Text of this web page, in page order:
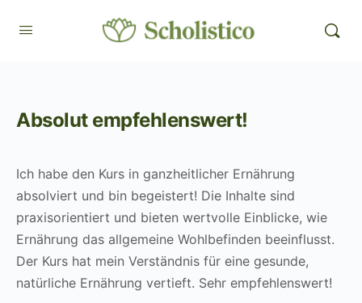
Absolut empfehlenswert!
Ich habe den Kurs in ganzheitlicher Ernährung
absolviert und bin begeistert! Die Inhalte sind
praxisorientiert und bieten wertvolle Einblicke, wie
Ernährung das allgemeine Wohlbefinden beeinflusst.
Der Kurs hat mein Verständnis für eine gesunde,
natürliche Ernährung vertieft. Sehr empfehlenswert!